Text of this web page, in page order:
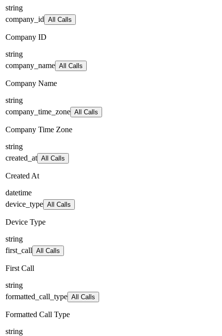
string
company_id All Calls
Company ID
string
company_name All Calls
Company Name
string
company_time_zone All Calls
Company Time Zone
string
created_at All Calls
Created At
datetime
device_type All Calls
Device Type
string
first_call All Calls
First Call
string
formatted_call_type All Calls
Formatted Call Type
string